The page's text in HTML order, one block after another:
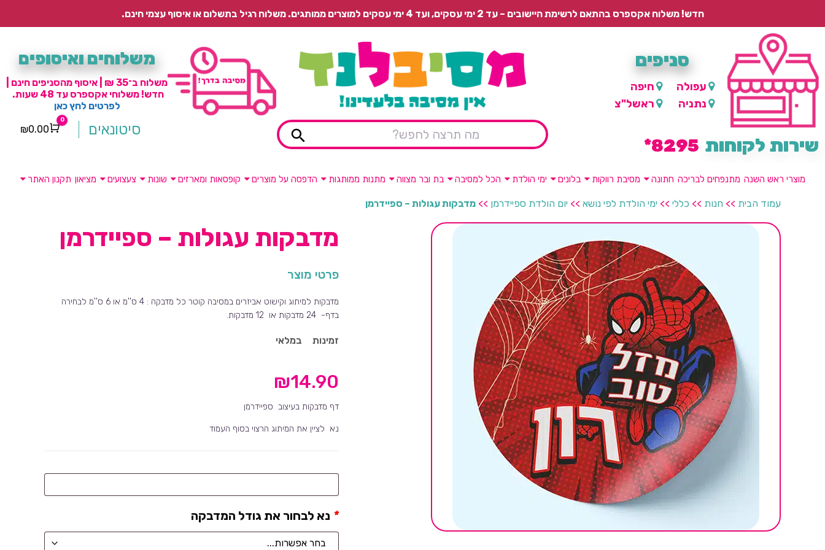
חדש! משלוח אקספרס בהתאם לרשימת היישובים – עד 2 ימי עסקים, ועד 4 ימי עסקים למוצרים ממותגים. משלוח רגיל בתשלום או איסוף עצמי חינם.
סניפים
עפולה
חיפה
נתניה
ראשל"צ
שירות לקוחות 8295*
משלוחים ואיסופים
משלוח ב־35 ₪ | איסוף מהסניפים חינם |
חדש! משלוחי אקספרס עד 48 שעות.
לפרטים לחץ כאן
סיטונאים Cart
0
₪0.00
מוצרי ראש השנה מתנפחים לבריכה חתונה מסיבת רווקות בלונים ימי הולדת הכל למסיבה בת ובר מצווה מתנות ממותגות הדפסה על מוצרים קופסאות ומארזים שונות צעצועים מציאון תקנון האתר
עמוד הבית >> חנות >> כללי >> ימי הולדת לפי נושא >> יום הולדת ספיידרמן >> מדבקות עגולות – ספיידרמן
מדבקות עגולות – ספיידרמן
פרטי מוצר
מדבקות למיתוג וקישוט אביזרים במסיבה קוטר כל מדבקה : 4 ס''מ או 6 ס''מ לבחירה
בדף- 24 מדבקות או 12 מדבקות.
זמינות במלאי
₪14.90
דף מדבקות בעיצוב ספיידרמן
נא לציין את המיתוג הרצוי בסוף העמוד
לרשום
על
המדבקה
נא לבחור את גודל המדבקה *